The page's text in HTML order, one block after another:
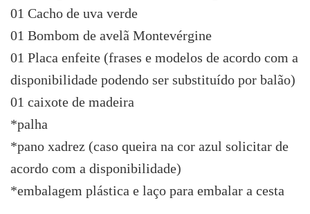
01 Cacho de uva verde
01 Bombom de avelã Montevérgine
01 Placa enfeite (frases e modelos de acordo com a
disponibilidade podendo ser substituído por balão)
01 caixote de madeira
*palha
*pano xadrez (caso queira na cor azul solicitar de
acordo com a disponibilidade)
*embalagem plástica e laço para embalar a cesta